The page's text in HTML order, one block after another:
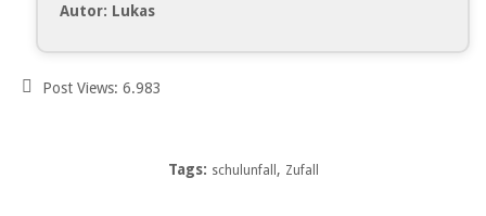
Autor: Lukas
Post Views: 6.983
Tags: schulunfall , Zufall